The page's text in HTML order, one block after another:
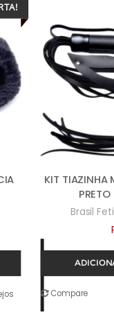
KIT TIAZINHA
Brasil
Compare